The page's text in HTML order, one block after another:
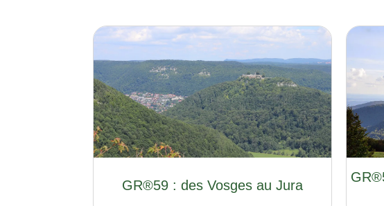
GR®59 : des Vosges au Jura